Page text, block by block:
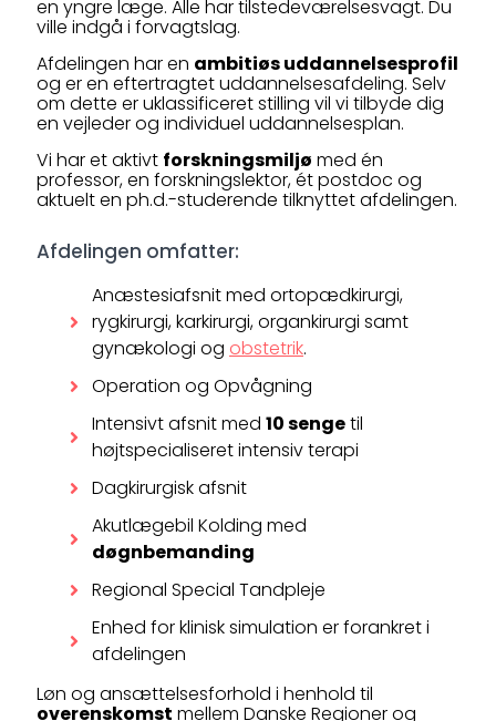
en yngre læge. Alle har tilstedeværelsesvagt. Du
ville indgå i forvagtslag.
Afdelingen har en ambitiøs uddannelsesprofil
og er en eftertragtet uddannelsesafdeling. Selv
om dette er uklassificeret stilling vil vi tilbyde dig
en vejleder og individuel uddannelsesplan.
Vi har et aktivt forskningsmiljø med én
professor, en forskningslektor, ét postdoc og
aktuelt en ph.d.-studerende tilknyttet afdelingen.
Afdelingen omfatter:
Anæstesiafsnit med ortopædkirurgi,
rygkirurgi, karkirurgi, organkirurgi samt
gynækologi og obstetrik.
Operation og Opvågning
Intensivt afsnit med 10 sengetil
højtspecialiseret intensiv terapi
Dagkirurgisk afsnit
Akutlægebil Kolding med
døgnbemanding
Regional Special Tandpleje
Enhed for klinisk simulation er forankret i
afdelingen
Løn og ansættelsesforhold i henhold til
overenskomst mellem Danske Regioner og